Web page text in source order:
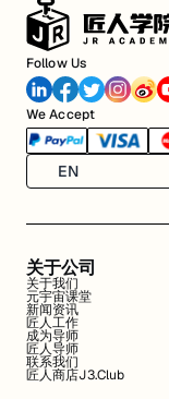
Follow Us
We Accept
EN
关于公司
关于我们
元宇宙课堂
新闻资讯
匠人工作
成为导师
匠人导师
联系我们
匠人商店J3.Club